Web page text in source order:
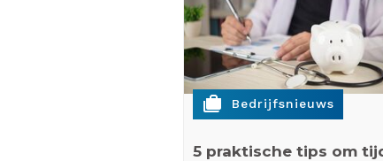
cases Bedrijfsnieuws
5 praktische tips om